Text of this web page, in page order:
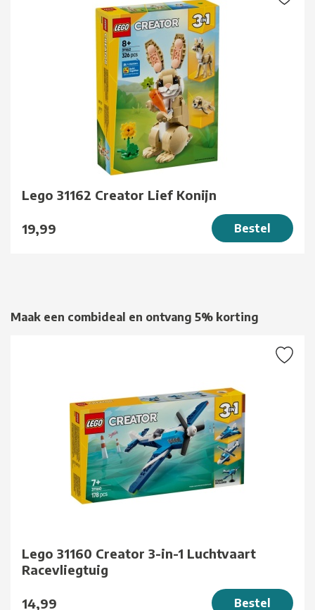
Lego 31162 Creator Lief Konijn
19,99 Bestel
Maak een combideal en ontvang 5% korting
Lego 31160 Creator 3-in-1 Luchtvaart
Racevliegtuig
14,99 Bestel